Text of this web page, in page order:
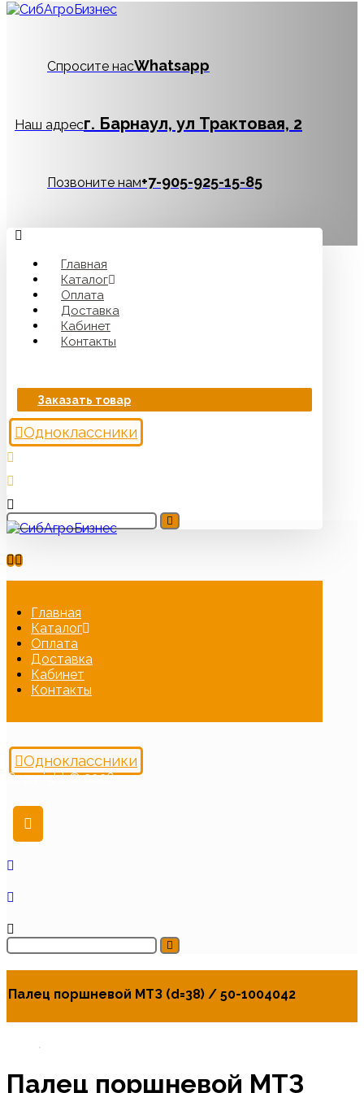
Спросите насWhatsapp
Наш адресг. Барнаул, ул Трактовая, 2
Позвоните нам‪+7-905-925-15-85
Главная
Каталог
Оплата
Доставка
Кабинет
Контакты
Заказать товар
Одноклассники
Главная
Каталог
Оплата
Доставка
Кабинет
Контакты
Одноклассники
Copyright © 2026
Палец поршневой МТЗ (d=38) / 50-1004042
Палец поршневой МТЗ